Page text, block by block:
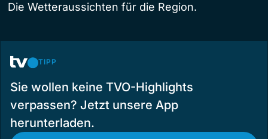
Die Wetteraussichten für die Region.
TIPP
Sie wollen keine TVO-Highlights
verpassen? Jetzt unsere App
herunterladen.